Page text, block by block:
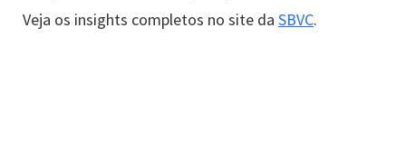
Veja os insights completos no site da SBVC.